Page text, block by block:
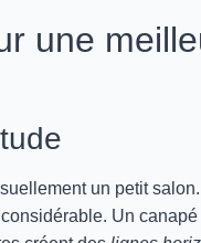
une
un petit
Un